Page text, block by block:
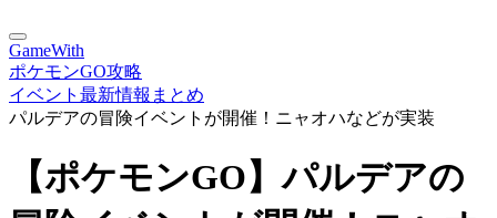
GameWith
ポケモンGO攻略
イベント最新情報まとめ
パルデアの冒険イベントが開催！ニャオハなどが実装
【ポケモンGO】パルデアの